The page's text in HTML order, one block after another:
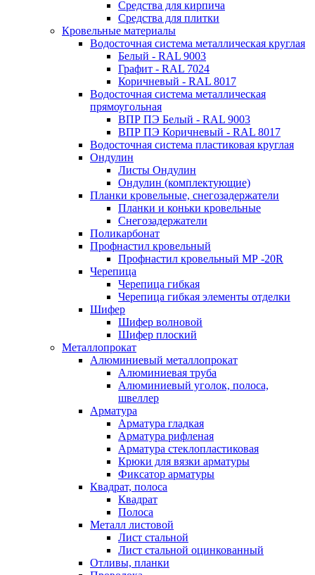
Средства для кирпича
Средства для плитки
Кровельные материалы
Водосточная система металлическая круглая
Белый - RAL 9003
Графит - RAL 7024
Коричневый - RAL 8017
Водосточная система металлическая
прямоугольная
ВПР ПЭ Белый - RAL 9003
ВПР ПЭ Коричневый - RAL 8017
Водосточная система пластиковая круглая
Ондулин
Листы Ондулин
Ондулин (комплектующие)
Планки кровельные, снегозадержатели
Планки и коньки кровельные
Снегозадержатели
Поликарбонат
Профнастил кровельный
Профнастил кровельный МР -20R
Черепица
Черепица гибкая
Черепица гибкая элементы отделки
Шифер
Шифер волновой
Шифер плоский
Металлопрокат
Алюминиевый металлопрокат
Алюминиевая труба
Алюминиевый уголок, полоса,
швеллер
Арматура
Арматура гладкая
Арматура рифленая
Арматура стеклопластиковая
Крюки для вязки арматуры
Фиксатор арматуры
Квадрат, полоса
Квадрат
Полоса
Металл листовой
Лист стальной
Лист стальной оцинкованный
Отливы, планки